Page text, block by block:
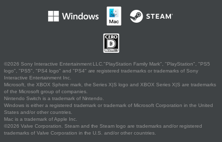
©2026 Sony Interactive Entertainment LLC."PlayStation Family Mark", "PlayStation", "PS5
logo", "PS5", "PS4 logo" and "PS4" are registered trademarks or trademarks of Sony
Interactive Entertainment Inc.
Microsoft, the XBOX Sphere mark, the Series X|S logo and XBOX Series X|S are trademarks
of the Microsoft group of companies.
Nintendo Switch is a trademark of Nintendo.
Windows is either a registered trademark or trademark of Microsoft Corporation in the United
States and/or other countries.
Mac is a trademark of Apple Inc.
©2026 Valve Corporation. Steam and the Steam logo are trademarks and/or registered
trademarks of Valve Corporation in the U.S. and/or other countries.